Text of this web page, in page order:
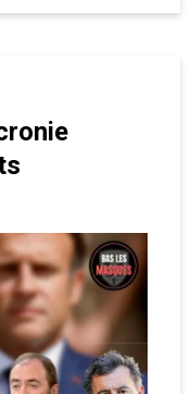
qui en